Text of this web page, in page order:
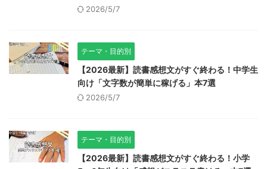
2026/5/7
テーマ・目的別
【2026最新】読書感想文がすぐ終わる！中学生
向け「文字数が簡単に稼げる」本7選
2026/5/7
テーマ・目的別
【2026最新】読書感想文がすぐ終わる！小学